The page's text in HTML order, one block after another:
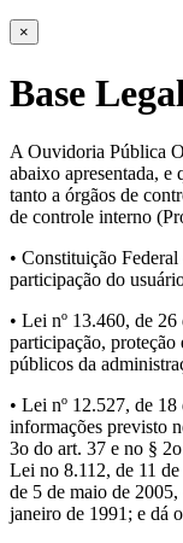
×
Base
A Ouvidoria Pública
abaixo apresentada, e
tanto a órgãos de
de controle interno
• Constituição
participação do
• Lei nº 13.460, de
participação, proteção
públicos da
• Lei nº 12.527, de
informações previsto
3o do art. 37 e no §
Lei no 8.112, de 11
de 5 de maio de
janeiro de 1991; e dá